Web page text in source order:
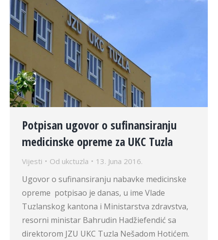
Potpisan ugovor o sufinansiranju
medicinske opreme za UKC Tuzla
Vijesti Od ukctuzla 13. Juna 2016.
Ugovor o sufinansiranju nabavke medicinske
opreme potpisao je danas, u ime Vlade
Tuzlanskog kantona i Ministarstva zdravstva,
resorni ministar Bahrudin Hadžiefendić sa
direktorom JZU UKC Tuzla Nešadom Hotićem.